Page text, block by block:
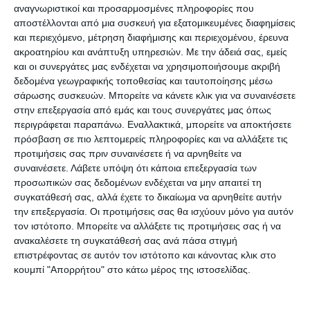
αναγνωριστικοί και προσαρμοσμένες πληροφορίες που
αποστέλλονται από μια συσκευή για εξατομικευμένες διαφημίσεις
και περιεχόμενο, μέτρηση διαφήμισης και περιεχομένου, έρευνα
ακροατηρίου και ανάπτυξη υπηρεσιών. Με την άδειά σας, εμείς
και οι συνεργάτες μας ενδέχεται να χρησιμοποιήσουμε ακριβή
δεδομένα γεωγραφικής τοποθεσίας και ταυτοποίησης μέσω
σάρωσης συσκευών. Μπορείτε να κάνετε κλικ για να συναινέσετε
στην επεξεργασία από εμάς και τους συνεργάτες μας όπως
περιγράφεται παραπάνω. Εναλλακτικά, μπορείτε να αποκτήσετε
πρόσβαση σε πιο λεπτομερείς πληροφορίες και να αλλάξετε τις
προτιμήσεις σας πριν συναινέσετε ή να αρνηθείτε να
συναινέσετε. Λάβετε υπόψη ότι κάποια επεξεργασία των
προσωπικών σας δεδομένων ενδέχεται να μην απαιτεί τη
συγκατάθεσή σας, αλλά έχετε το δικαίωμα να αρνηθείτε αυτήν
την επεξεργασία. Οι προτιμήσεις σας θα ισχύουν μόνο για αυτόν
τον ιστότοπο. Μπορείτε να αλλάξετε τις προτιμήσεις σας ή να
ανακαλέσετε τη συγκατάθεσή σας ανά πάσα στιγμή
επιστρέφοντας σε αυτόν τον ιστότοπο και κάνοντας κλικ στο
κουμπί "Απορρήτου" στο κάτω μέρος της ιστοσελίδας.
Ο κίνδυνος η ίδια κατάσταση να επαναληφθεί και
με το νέο κατασχεμένο πλοίο είναι υπαρκτός και
για το λόγο αυτό το Λιμεναρχείο προτίθεται να
προχωρήσει σε κάποια άμεσα μέτρα, που θα είναι
κατά πάσα πιθανότητα η ρυμούλκηση των δυο
πλοίων σε έναν απομονωμένο χώρο της μαρίνας.
Μάλιστα, η περίπτωση του CHANG CHUN
φαίνεται να είναι ακόμη πιο σοβαρή, καθώς το
πλοίο βρίσκεται σε πολύ πιο άσχημη κατάσταση
και να κινδυνεύει ακόμη και να βυθιστεί μέσα στο
μώλο του Αγίου Διονυσίου!